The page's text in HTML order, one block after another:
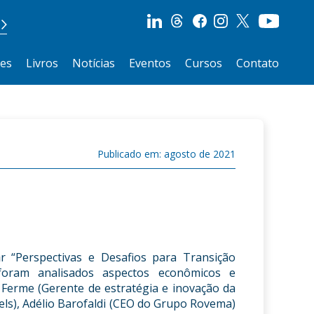
Livros Notícias Eventos Cursos Contato
Publicado em: agosto de 2021
e Desafios para Transição
analisados aspectos econômicos e
(Gerente de estratégia e inovação da
Adélio Barofaldi (CEO do Grupo Rovema)